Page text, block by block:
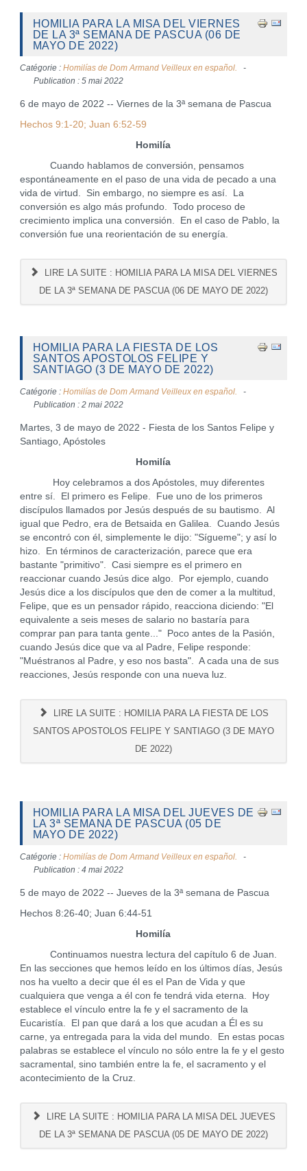
HOMILIA PARA LA MISA DEL VIERNES
DE LA 3ª SEMANA DE PASCUA (06 DE
MAYO DE 2022)
Catégorie : Homilías de Dom Armand Veilleux en español.
Publication : 5 mai 2022
6 de mayo de 2022 -- Viernes de la 3ª semana de Pascua
Hechos 9:1-20; Juan 6:52-59
Homilía
Cuando hablamos de conversión, pensamos
espontáneamente en el paso de una vida de pecado a una
vida de virtud. Sin embargo, no siempre es así. La
conversión es algo más profundo. Todo proceso de
crecimiento implica una conversión. En el caso de Pablo, la
conversión fue una reorientación de su energía.
LIRE LA SUITE : HOMILIA PARA LA MISA DEL VIERNES
DE LA 3ª SEMANA DE PASCUA (06 DE MAYO DE 2022)
HOMILIA PARA LA FIESTA DE LOS
SANTOS APOSTOLOS FELIPE Y
SANTIAGO (3 DE MAYO DE 2022)
Catégorie : Homilías de Dom Armand Veilleux en español.
Publication : 2 mai 2022
Martes, 3 de mayo de 2022 - Fiesta de los Santos Felipe y
Santiago, Apóstoles
Homilía
Hoy celebramos a dos Apóstoles, muy diferentes
entre sí. El primero es Felipe. Fue uno de los primeros
discípulos llamados por Jesús después de su bautismo. Al
igual que Pedro, era de Betsaida en Galilea. Cuando Jesús
se encontró con él, simplemente le dijo: "Sígueme"; y así lo
hizo. En términos de caracterización, parece que era
bastante "primitivo". Casi siempre es el primero en
reaccionar cuando Jesús dice algo. Por ejemplo, cuando
Jesús dice a los discípulos que den de comer a la multitud,
Felipe, que es un pensador rápido, reacciona diciendo: "El
equivalente a seis meses de salario no bastaría para
comprar pan para tanta gente..." Poco antes de la Pasión,
cuando Jesús dice que va al Padre, Felipe responde:
"Muéstranos al Padre, y eso nos basta". A cada una de sus
reacciones, Jesús responde con una nueva luz.
LIRE LA SUITE : HOMILIA PARA LA FIESTA DE LOS
SANTOS APOSTOLOS FELIPE Y SANTIAGO (3 DE MAYO
DE 2022)
HOMILIA PARA LA MISA DEL JUEVES DE
LA 3ª SEMANA DE PASCUA (05 DE
MAYO DE 2022)
Catégorie : Homilías de Dom Armand Veilleux en español.
Publication : 4 mai 2022
5 de mayo de 2022 -- Jueves de la 3ª semana de Pascua
Hechos 8:26-40; Juan 6:44-51
Homilía
Continuamos nuestra lectura del capítulo 6 de Juan.
En las secciones que hemos leído en los últimos días, Jesús
nos ha vuelto a decir que él es el Pan de Vida y que
cualquiera que venga a él con fe tendrá vida eterna. Hoy
establece el vínculo entre la fe y el sacramento de la
Eucaristía. El pan que dará a los que acudan a Él es su
carne, ya entregada para la vida del mundo. En estas pocas
palabras se establece el vínculo no sólo entre la fe y el gesto
sacramental, sino también entre la fe, el sacramento y el
acontecimiento de la Cruz.
LIRE LA SUITE : HOMILIA PARA LA MISA DEL JUEVES
DE LA 3ª SEMANA DE PASCUA (05 DE MAYO DE 2022)